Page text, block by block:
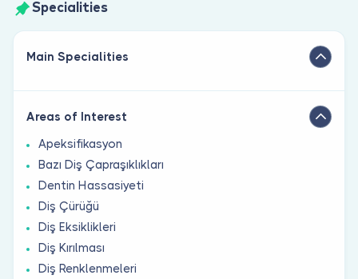
Specialities
Main Specialities
Areas of Interest
Apeksifikasyon
Bazı Diş Çapraşıklıkları
Dentin Hassasiyeti
Diş Çürüğü
Diş Eksiklikleri
Diş Kırılması
Diş Renklenmeleri